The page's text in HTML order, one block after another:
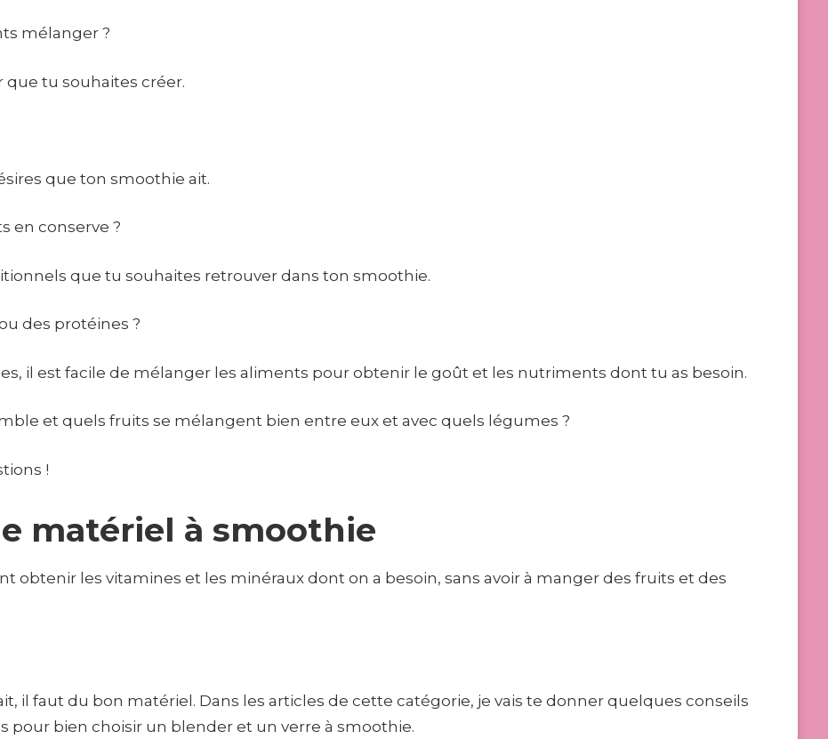
mélanger ?
que tu souhaites créer.
que ton smoothie ait.
en conserve ?
que tu souhaites retrouver dans ton smoothie.
des protéines ?
il est facile de mélanger les aliments pour obtenir le goût et les nutriments dont tu as besoin.
et quels fruits se mélangent bien entre eux et avec quels légumes ?
!
matériel à smoothie
obtenir les vitamines et les minéraux dont on a besoin, sans avoir à manger des fruits et des
il faut du bon matériel. Dans les articles de cette catégorie, je vais te donner quelques conseils
pour bien choisir un blender et un verre à smoothie.